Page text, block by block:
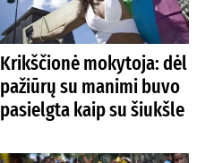
Krikščionė mokytoja: dėl
pažiūrų su manimi buvo
pasielgta kaip su šiukšle